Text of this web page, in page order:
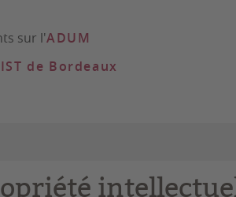
sur l'ADUM
de Bordeaux